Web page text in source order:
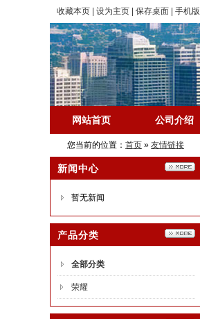
收藏本页 设为主页 保存桌面 手机版
网站首页 公司介绍
诚信档案
您当前的位置： 首页 » 友情链接
新闻中心
暂无新闻
产品分类
全部分类
荣耀